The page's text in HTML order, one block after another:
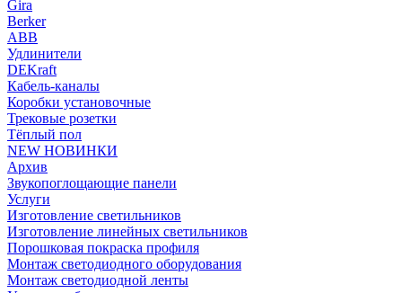
Gira
Berker
ABB
Удлинители
DEKraft
Кабель-каналы
Коробки установочные
Трековые розетки
Тёплый пол
NEW НОВИНКИ
Архив
Звукопоглощающие панели
Услуги
Изготовление светильников
Изготовление линейных светильников
Порошковая покраска профиля
Монтаж светодиодного оборудования
Монтаж светодиодной ленты